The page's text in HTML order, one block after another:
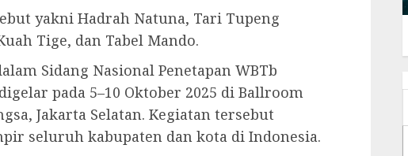
yakni Hadrah Natuna, Tari Tupeng
Tige, dan Tabel Mando.
Sidang Nasional Penetapan WBTb
pada 5–10 Oktober 2025 di Ballroom
Jakarta Selatan. Kegiatan tersebut
seluruh kabupaten dan kota di Indonesia.